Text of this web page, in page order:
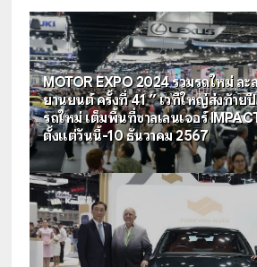
MOTOR EXPO 2024 รวมรถใหม่ ล
ยานยนต์ ครั้งที่ 41 ” เวทีใหญ่ส่งท้าย
รถใหม่ เต็มพื้นที่ชาลเลนเจอร์
ตั้งแต่วันนี้-10 ธันวาคม 2567